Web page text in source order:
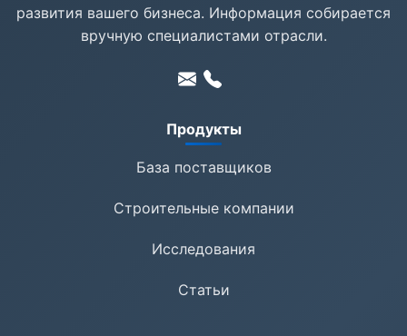
развития вашего бизнеса. Информация собирается
вручную специалистами отрасли.
Продукты
База поставщиков
Строительные компании
Исследования
Статьи